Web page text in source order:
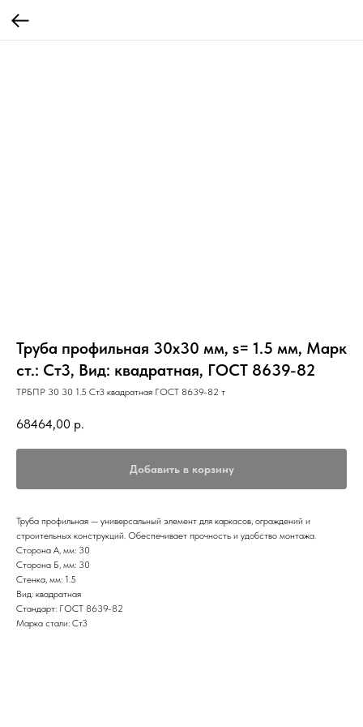
Труба профильная 30х30 мм, s= 1.5 мм, Марк
ст.: Ст3, Вид: квадратная, ГОСТ 8639-82
ТРБПР 30 30 1.5 Ст3 квадратная ГОСТ 8639-82 т
68464,00 р.
Добавить в корзину
Труба профильная — универсальный элемент для каркасов, ограждений и
строительных конструкций. Обеспечивает прочность и удобство монтажа.
Сторона А, мм: 30
Сторона Б, мм: 30
Стенка, мм: 1.5
Вид: квадратная
Стандарт: ГОСТ 8639-82
Марка стали: Ст3